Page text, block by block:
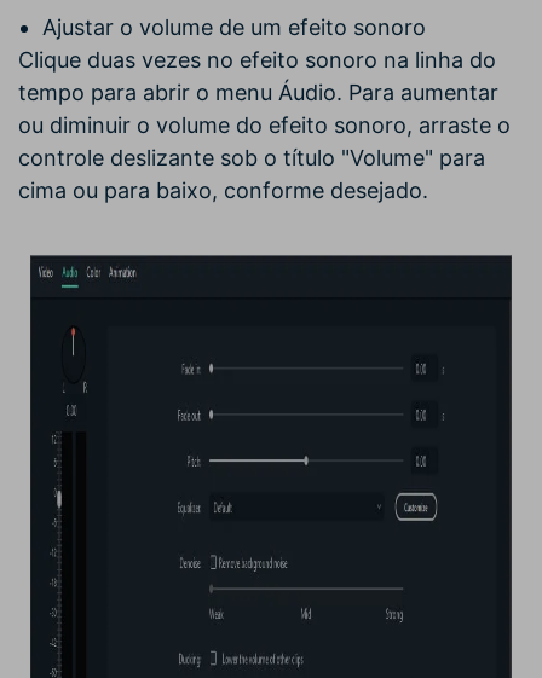
Ajustar o volume de um efeito sonoro
Clique duas vezes no efeito sonoro na linha do
tempo para abrir o menu Áudio. Para aumentar
ou diminuir o volume do efeito sonoro, arraste o
controle deslizante sob o título "Volume" para
cima ou para baixo, conforme desejado.